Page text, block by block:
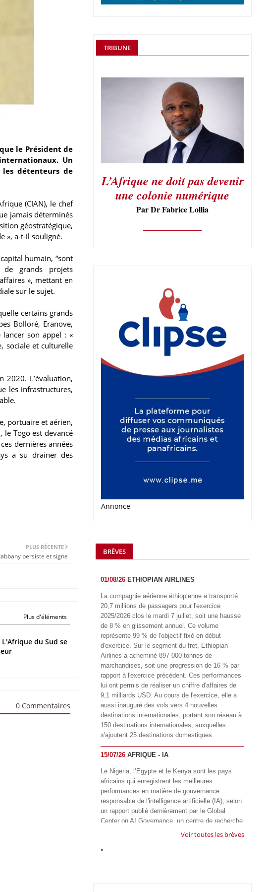
le Président de
Un
les détenteurs de
(CIAN), le chef
jamais déterminés
géostratégique,
», a-t-il souligné.
humain, “sont
de grands projets
», mettant en
sur le sujet.
certains grands
Bolloré, Eranove,
lancer son appel : «
sociale et culturelle
2020. L’évaluation,
les infrastructures,
portuaire et aérien,
le Togo est devancé
dernières années
a su drainer des
PLUS RÉCENTE
persiste et signe
Plus d'éléments
L'Afrique du Sud se
0 Commentaires
TRIBUNE
L’Afrique ne doit pas devenir
une colonie numérique
Par Dr Fabrice Lollia
Annonce
BRÈVES
01/08/26 ETHIOPIAN AIRLINES
La compagnie aérienne éthiopienne a transporté
20,7 millions de passagers pour l'exercice
2025/2026 clos le mardi 7 juillet, soit une hausse
de 8 % en glissement annuel. Ce volume
représente 99 % de l'objectif fixé en début
d'exercice. Sur le segment du fret, Ethiopian
Airlines a acheminé 897 000 tonnes de
marchandises, soit une progression de 16 % par
rapport à l'exercice précédent. Ces performances
lui ont permis de réaliser un chiffre d'affaires de
9,1 milliards USD. Au cours de l'exercice, elle a
aussi inauguré des vols vers 4 nouvelles
destinations internationales, portant son réseau à
150 destinations internationales, auxquelles
s'ajoutent 25 destinations domestiques
15/07/26 AFRIQUE - IA
Le Nigeria, l’Egypte et le Kenya sont les pays
africains qui enregistrent les meilleures
performances en matière de gouvernance
responsable de l'intelligence artificielle (IA), selon
un rapport publié dernièrement par le Global
Center on AI Governance, un centre de recherche
basé en Afrique du Sud, qui œuvre à promouvoir
à l'échelle mondiale. Alors que l’IA transforme
Voir toutes les brèves
"